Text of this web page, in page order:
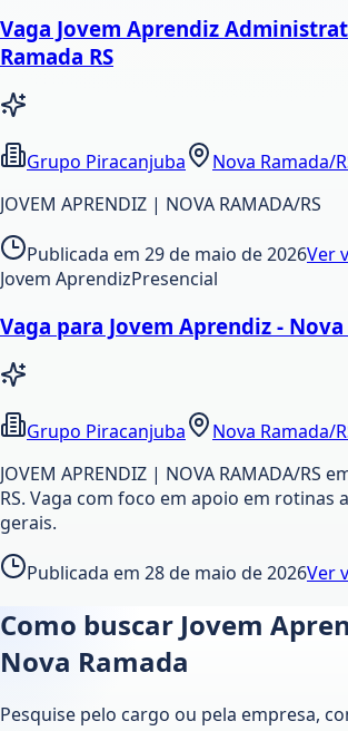
Vaga Jovem Aprendiz
Ramada RS
Grupo Piracanjuba
Nova Ramada/
JOVEM APRENDIZ | NOVA RAMADA/RS
Publicada em 29 de maio de 2026Ver
Jovem AprendizPresencial
Vaga para Jovem Aprendiz - Nova
Grupo Piracanjuba
Nova Ramada/
JOVEM APRENDIZ | NOVA RAMADA/RS
RS. Vaga com foco em apoio em rotinas
gerais.
Publicada em 28 de maio de 2026Ver
Como buscar Jovem
Nova Ramada
Pesquise pelo cargo ou pela empresa,